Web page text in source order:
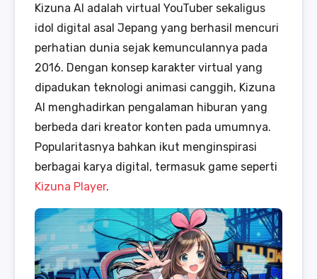
Kizuna AI adalah virtual YouTuber sekaligus
idol digital asal Jepang yang berhasil mencuri
perhatian dunia sejak kemunculannya pada
2016. Dengan konsep karakter virtual yang
dipadukan teknologi animasi canggih, Kizuna
AI menghadirkan pengalaman hiburan yang
berbeda dari kreator konten pada umumnya.
Popularitasnya bahkan ikut menginspirasi
berbagai karya digital, termasuk game seperti
Kizuna Player.